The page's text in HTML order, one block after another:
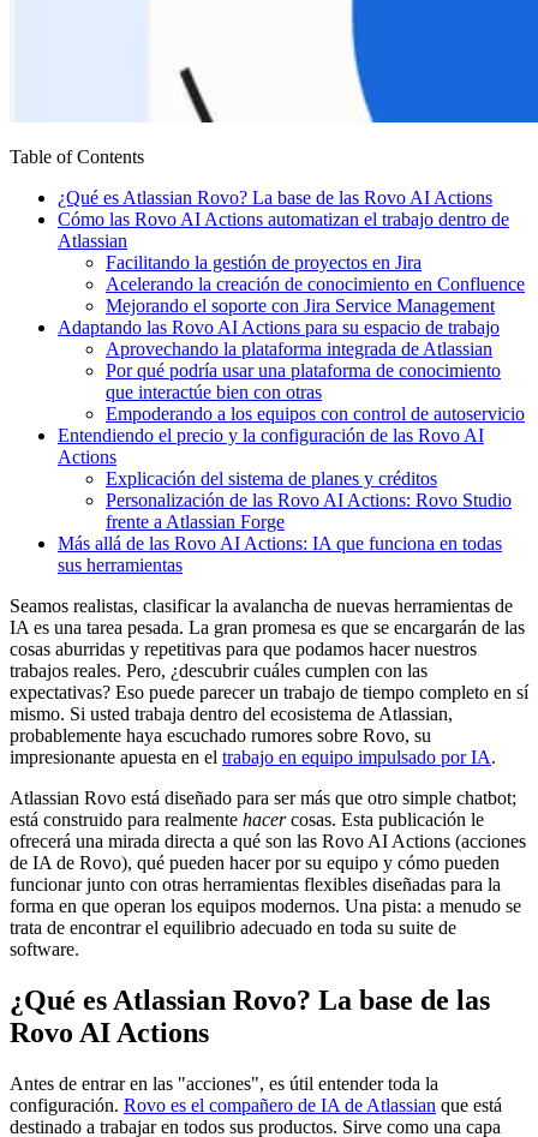
Table of Contents
¿Qué es Atlassian Rovo? La base de las Rovo AI Actions
Cómo las Rovo AI Actions automatizan el trabajo dentro de
Atlassian
Facilitando la gestión de proyectos en Jira
Acelerando la creación de conocimiento en Confluence
Mejorando el soporte con Jira Service Management
Adaptando las Rovo AI Actions para su espacio de trabajo
Aprovechando la plataforma integrada de Atlassian
Por qué podría usar una plataforma de conocimiento
que interactúe bien con otras
Empoderando a los equipos con control de autoservicio
Entendiendo el precio y la configuración de las Rovo AI
Actions
Explicación del sistema de planes y créditos
Personalización de las Rovo AI Actions: Rovo Studio
frente a Atlassian Forge
Más allá de las Rovo AI Actions: IA que funciona en todas
sus herramientas
Seamos realistas, clasificar la avalancha de nuevas herramientas de
IA es una tarea pesada. La gran promesa es que se encargarán de las
cosas aburridas y repetitivas para que podamos hacer nuestros
trabajos reales. Pero, ¿descubrir cuáles cumplen con las
expectativas? Eso puede parecer un trabajo de tiempo completo en sí
mismo. Si usted trabaja dentro del ecosistema de Atlassian,
probablemente haya escuchado rumores sobre Rovo, su
impresionante apuesta en el trabajo en equipo impulsado por IA.
Atlassian Rovo está diseñado para ser más que otro simple chatbot;
está construido para realmente hacercosas. Esta publicación le
ofrecerá una mirada directa a qué son las Rovo AI Actions (acciones
de IA de Rovo), qué pueden hacer por su equipo y cómo pueden
funcionar junto con otras herramientas flexibles diseñadas para la
forma en que operan los equipos modernos. Una pista: a menudo se
trata de encontrar el equilibrio adecuado en toda su suite de
software.
¿Qué es Atlassian Rovo? La base de las
Rovo AI Actions
Antes de entrar en las "acciones", es útil entender toda la
configuración. Rovo es el compañero de IA de Atlassian que está
destinado a trabajar en todos sus productos. Sirve como una capa